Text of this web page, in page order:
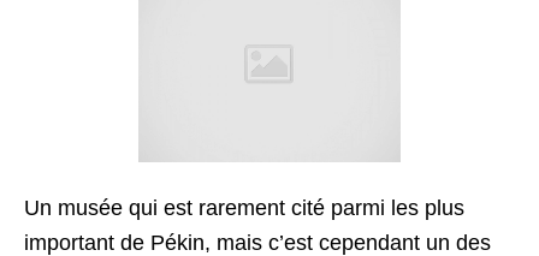
Un musée qui est rarement cité parmi les plus
important de Pékin, mais c’est cependant un des